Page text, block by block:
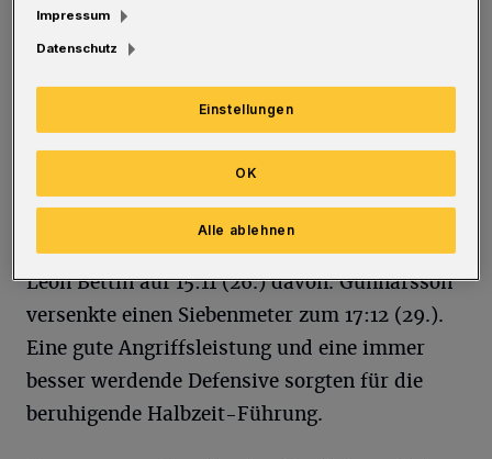
brachte dem Spitzenreiter erstmals eine Zwei-
Tore-Führung, kurz danach erhöhte der
Isländer auf 10:7 (17.). Aue nahm die erste
Auszeit. Mit Erfolg: Der EHV verkürzte auf
9:10 (18.).
Dann aber erhöhte der BHC die Konzentration
und zog durch Treffer von Max Darj und Max-
Leon Bettin auf 15:11 (26.) davon. Gunnarsson
versenkte einen Siebenmeter zum 17:12 (29.).
Eine gute Angriffsleistung und eine immer
besser werdende Defensive sorgten für die
beruhigende Halbzeit-Führung.
Impressum
Datenschutz
Einstellungen
Alle ablehnen
OK